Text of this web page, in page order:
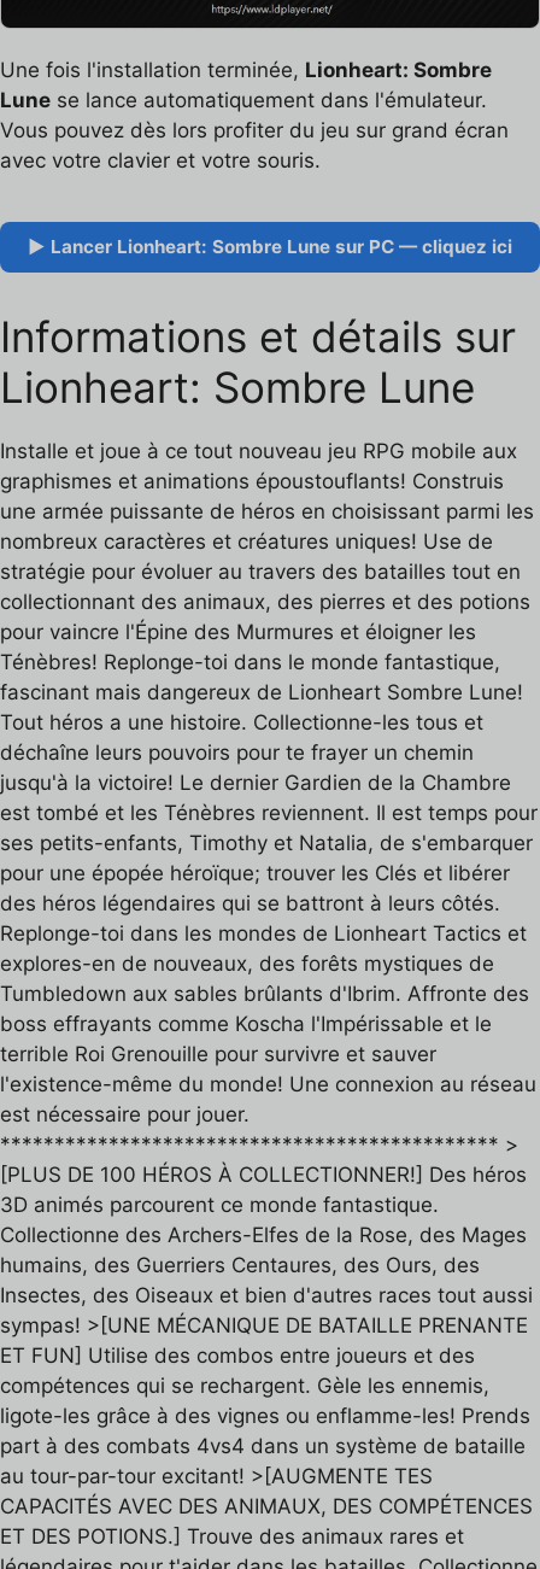
Une fois l'installation terminée, Lionheart: Sombre
Lune se lance automatiquement dans l'émulateur.
Vous pouvez dès lors profiter du jeu sur grand écran
avec votre clavier et votre souris.
▶ Lancer Lionheart: Sombre Lune sur PC — cliquez ici
Informations et détails sur
Lionheart: Sombre Lune
Installe et joue à ce tout nouveau jeu RPG mobile aux
graphismes et animations époustouflants! Construis
une armée puissante de héros en choisissant parmi les
nombreux caractères et créatures uniques! Use de
stratégie pour évoluer au travers des batailles tout en
collectionnant des animaux, des pierres et des potions
pour vaincre l'Épine des Murmures et éloigner les
Ténèbres! Replonge-toi dans le monde fantastique,
fascinant mais dangereux de Lionheart Sombre Lune!
Tout héros a une histoire. Collectionne-les tous et
déchaîne leurs pouvoirs pour te frayer un chemin
jusqu'à la victoire! Le dernier Gardien de la Chambre
est tombé et les Ténèbres reviennent. Il est temps pour
ses petits-enfants, Timothy et Natalia, de s'embarquer
pour une épopée héroïque; trouver les Clés et libérer
des héros légendaires qui se battront à leurs côtés.
Replonge-toi dans les mondes de Lionheart Tactics et
explores-en de nouveaux, des forêts mystiques de
Tumbledown aux sables brûlants d'Ibrim. Affronte des
boss effrayants comme Koscha l'Impérissable et le
terrible Roi Grenouille pour survivre et sauver
l'existence-même du monde! Une connexion au réseau
est nécessaire pour jouer.
********************************************** >
[PLUS DE 100 HÉROS À COLLECTIONNER!] Des héros
3D animés parcourent ce monde fantastique.
Collectionne des Archers-Elfes de la Rose, des Mages
humains, des Guerriers Centaures, des Ours, des
Insectes, des Oiseaux et bien d'autres races tout aussi
sympas! >[UNE MÉCANIQUE DE BATAILLE PRENANTE
ET FUN] Utilise des combos entre joueurs et des
compétences qui se rechargent. Gèle les ennemis,
ligote-les grâce à des vignes ou enflamme-les! Prends
part à des combats 4vs4 dans un système de bataille
au tour-par-tour excitant! >[AUGMENTE TES
CAPACITÉS AVEC DES ANIMAUX, DES COMPÉTENCES
ET DES POTIONS.] Trouve des animaux rares et